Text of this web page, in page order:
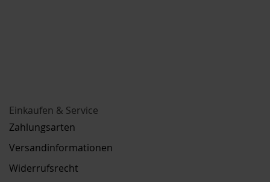
Einkaufen & Service
Zahlungsarten
Versandinformationen
Widerrufsrecht